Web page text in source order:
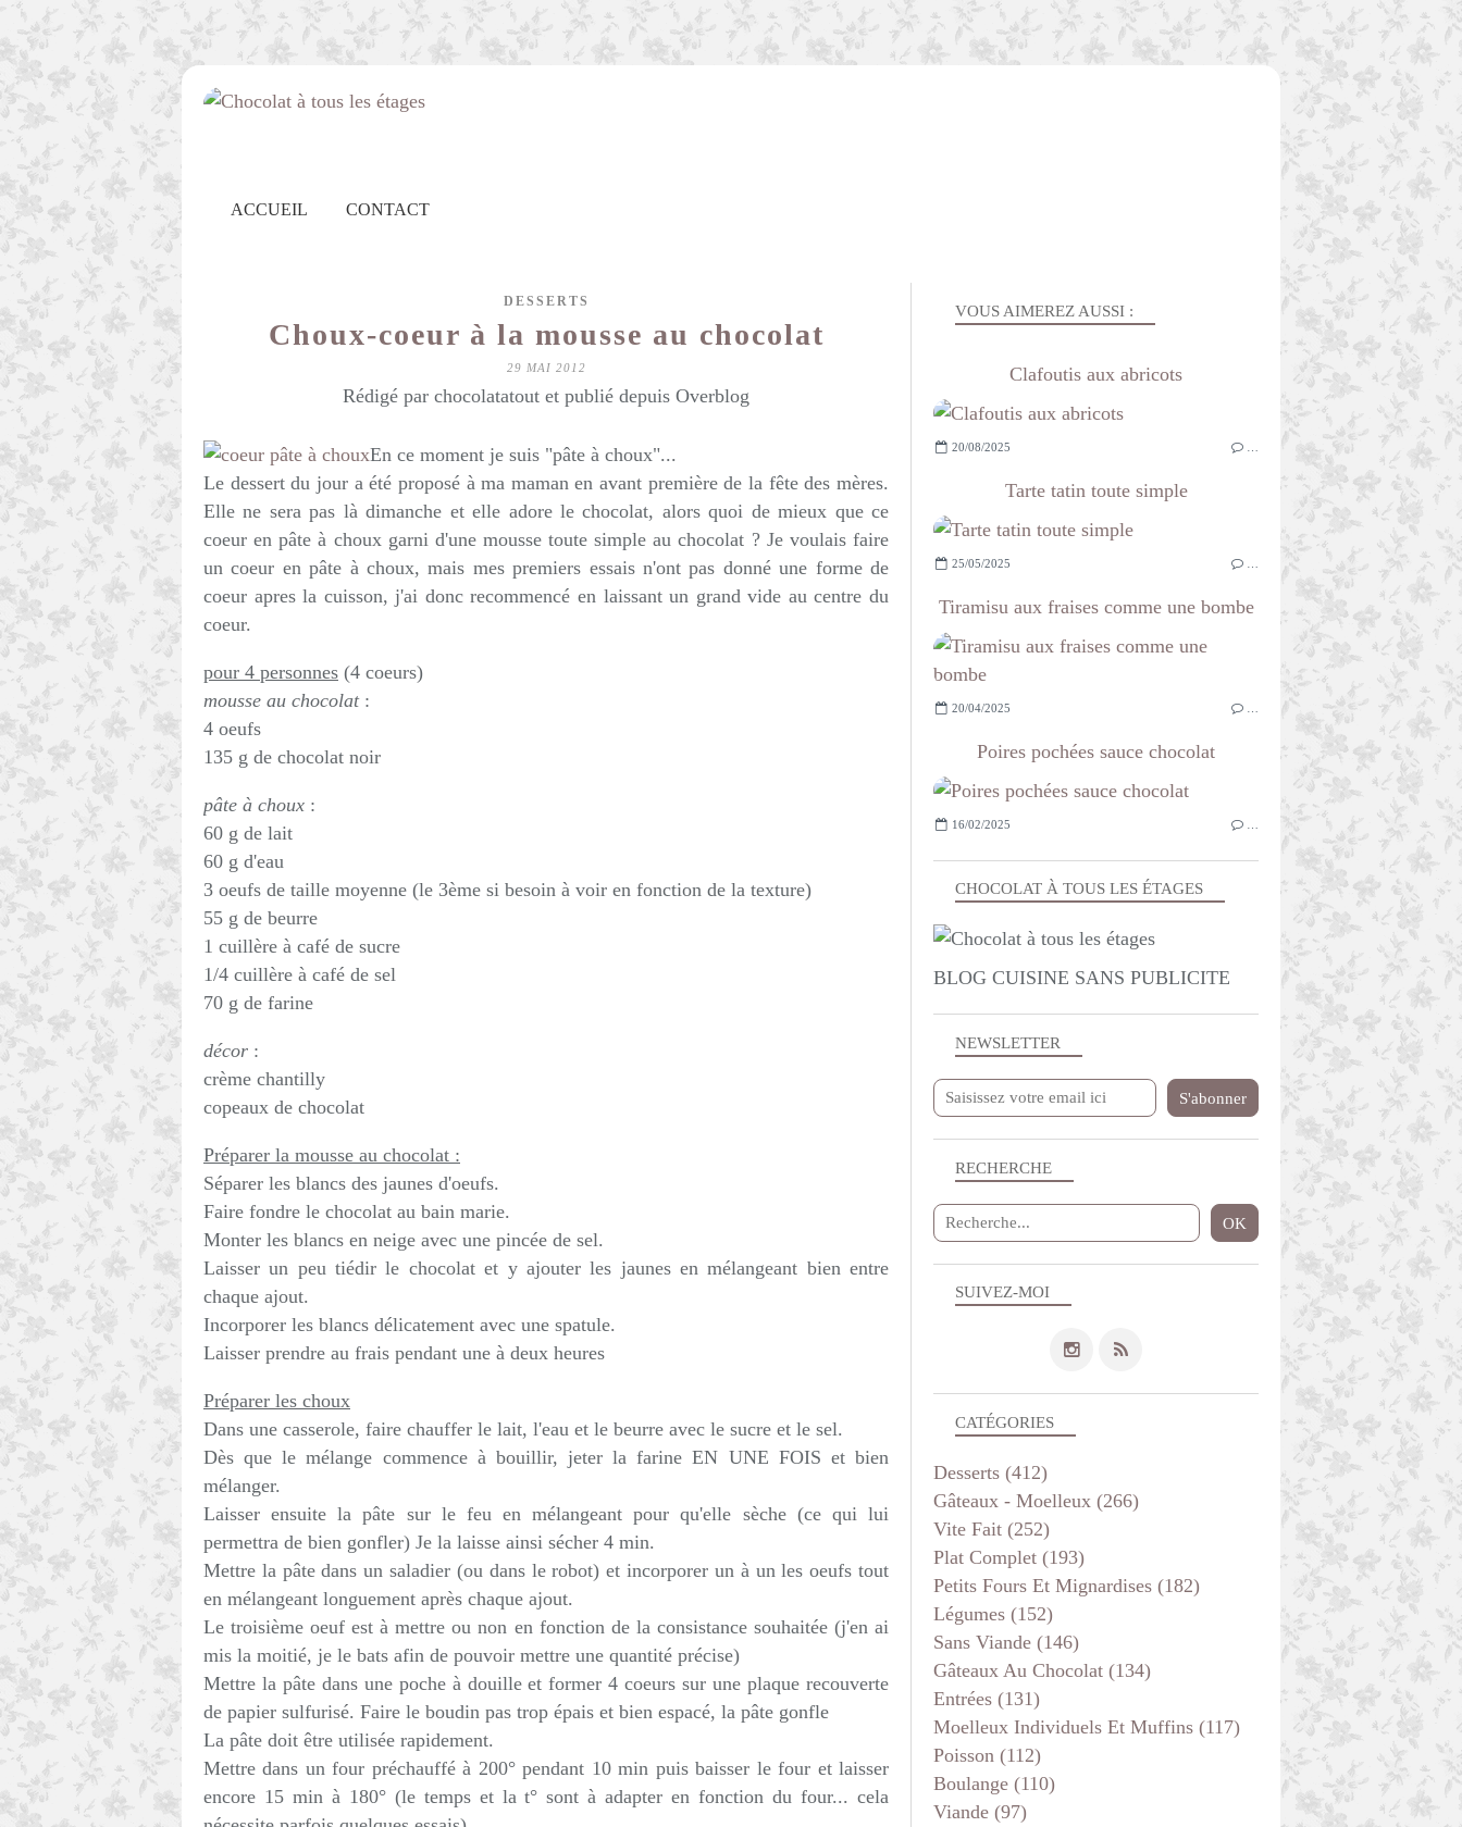
ACCUEIL CONTACT
DESSERTS
Choux-coeur à la mousse au chocolat
29 MAI 2012
Rédigé par chocolatatout et publié depuis Overblog
En ce moment je suis "pâte à choux"...
Le dessert du jour a été proposé à ma maman en avant première de la fête des mères.
Elle ne sera pas là dimanche et elle adore le chocolat, alors quoi de mieux que ce
coeur en pâte à choux garni d'une mousse toute simple au chocolat ? Je voulais faire
un coeur en pâte à choux, mais mes premiers essais n'ont pas donné une forme de
coeur apres la cuisson, j'ai donc recommencé en laissant un grand vide au centre du
coeur.
pour 4 personnes (4 coeurs)
mousse au chocolat:
4 oeufs
135 g de chocolat noir
pâte à choux :
60 g de lait
60 g d'eau
3 oeufs de taille moyenne (le 3ème si besoin à voir en fonction de la texture)
55 g de beurre
1 cuillère à café de sucre
1/4 cuillère à café de sel
70 g de farine
décor :
crème chantilly
copeaux de chocolat
Préparer la mousse au chocolat :
Séparer les blancs des jaunes d'oeufs.
Faire fondre le chocolat au bain marie.
Monter les blancs en neige avec une pincée de sel.
Laisser un peu tiédir le chocolat et y ajouter les jaunes en mélangeant bien entre
chaque ajout.
Incorporer les blancs délicatement avec une spatule.
Laisser prendre au frais pendant une à deux heures
Préparer les choux
Dans une casserole, faire chauffer le lait, l'eau et le beurre avec le sucre et le sel.
Dès que le mélange commence à bouillir, jeter la farine EN UNE FOIS et bien
mélanger.
Laisser ensuite la pâte sur le feu en mélangeant pour qu'elle sèche (ce qui lui
permettra de bien gonfler) Je la laisse ainsi sécher 4 min.
Mettre la pâte dans un saladier (ou dans le robot) et incorporer un à un les oeufs tout
en mélangeant longuement après chaque ajout.
Le troisième oeuf est à mettre ou non en fonction de la consistance souhaitée (j'en ai
mis la moitié, je le bats afin de pouvoir mettre une quantité précise)
Mettre la pâte dans une poche à douille et former 4 coeurs sur une plaque recouverte
de papier sulfurisé. Faire le boudin pas trop épais et bien espacé, la pâte gonfle
La pâte doit être utilisée rapidement.
Mettre dans un four préchauffé à 200° pendant 10 min puis baisser le four et laisser
encore 15 min à 180° (le temps et la t° sont à adapter en fonction du four... cela
NEWSLETTER
SUIVEZ-MOI
RECHERCHE
CHOCOLAT À TOUS LES ÉTAGES
BLOG CUISINE SANS PUBLICITE
VOUS AIMEREZ AUSSI :
Clafoutis aux abricots
20/08/2025
Tarte tatin toute simple
25/05/2025
Tiramisu aux fraises comme une bombe
20/04/2025
Poires pochées sauce chocolat
16/02/2025
CATÉGORIES
Desserts (412)
Gâteaux - Moelleux (266)
Vite Fait (252)
Plat Complet (193)
Petits Fours Et Mignardises (182)
Légumes (152)
Sans Viande (146)
Gâteaux Au Chocolat (134)
Entrées (131)
Moelleux Individuels Et Muffins (117)
Poisson (112)
Boulange (110)
Viande (97)